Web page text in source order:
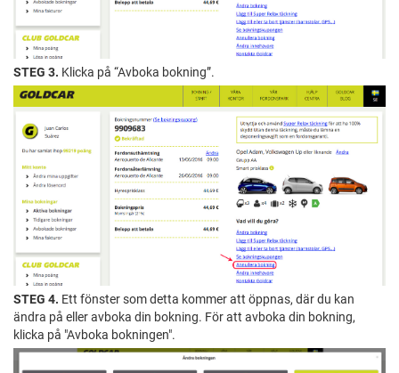
STEG 3. Klicka på “Avboka bokning”.
STEG 4. Ett fönster som detta kommer att öppnas, där du kan
ändra på eller avboka din bokning. För att avboka din bokning,
klicka på "Avboka bokningen".